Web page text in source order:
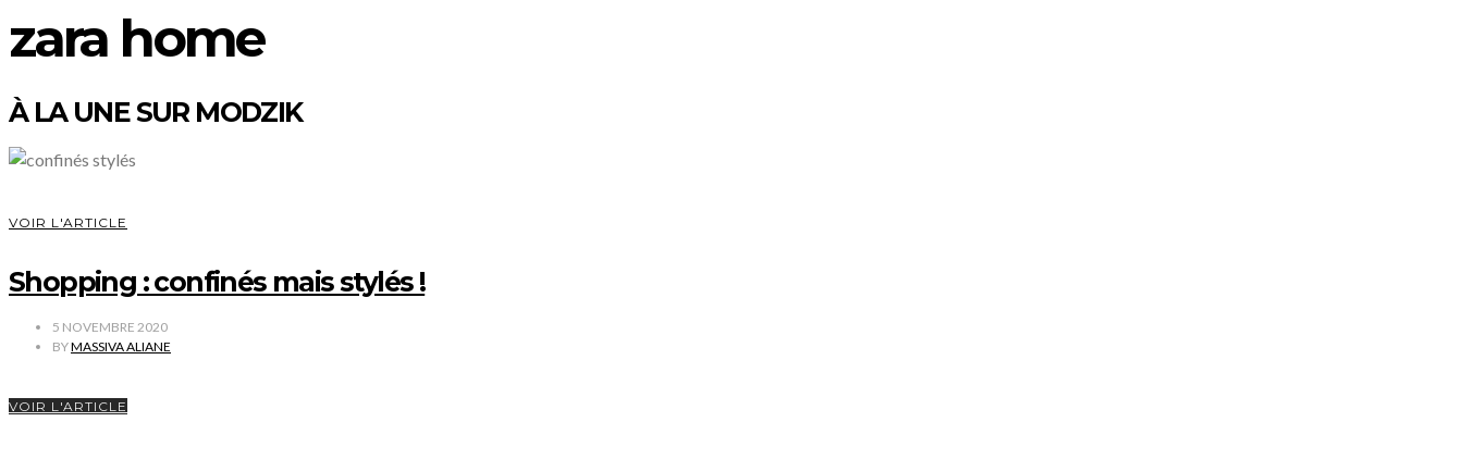
zara home
À LA UNE SUR MODZIK
VOIR L'ARTICLE
Shopping : confinés mais stylés !
5 NOVEMBRE 2020
BYMASSIVA ALIANE
VOIR L'ARTICLE